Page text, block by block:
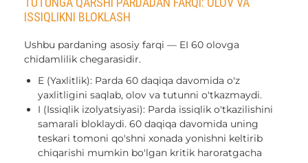
ISSIQLIKNI BLOKLASH
Ushbu pardaning asosiy farqi — EI 60 olovga
chidamlilik chegarasidir.
E (Yaxlitlik): Parda 60 daqiqa davomida o'z
yaxlitligini saqlab, olov va tutunni o'tkazmaydi.
I (Issiqlik izolyatsiyasi): Parda issiqlik o'tkazilishini
samarali bloklaydi. 60 daqiqa davomida uning
teskari tomoni qo'shni xonada yonishni keltirib
chiqarishi mumkin bo'lgan kritik haroratgacha